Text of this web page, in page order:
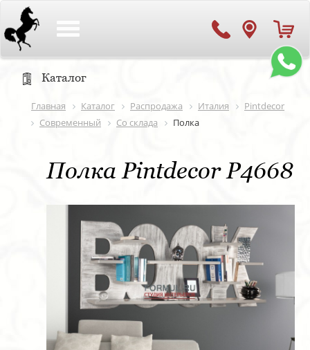
Каталог
Главная Каталог Распродажа Италия
Pintdecor
Современный
Со склада Полка
Полка Pintdecor P4668